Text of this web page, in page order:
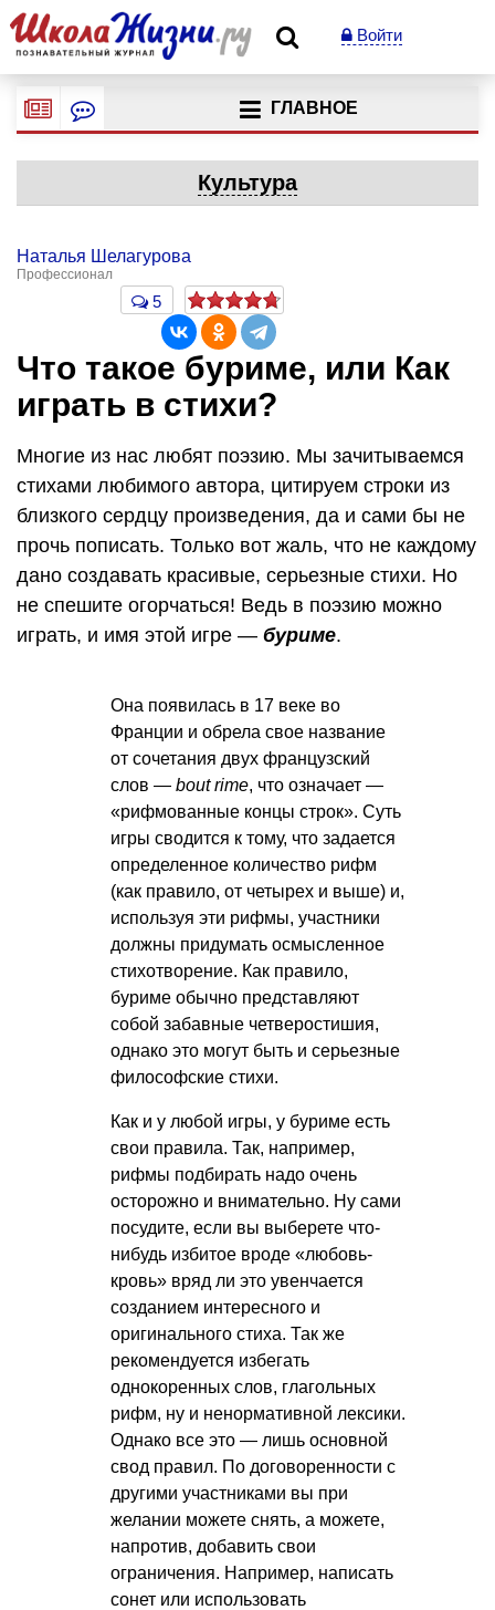
Войти
ГЛАВНОЕ
Культура
Наталья Шелагурова
Профессионал
5
Что такое буриме, или Как
играть в стихи?
Многие из нас любят поэзию. Мы зачитываемся
стихами любимого автора, цитируем строки из
близкого сердцу произведения, да и сами бы не
прочь пописать. Только вот жаль, что не каждому
дано создавать красивые, серьезные стихи. Но
не спешите огорчаться! Ведь в поэзию можно
играть, и имя этой игре — буриме.
Она появилась в 17 веке во
Франции и обрела свое название
от сочетания двух французский
слов — bout rime, что означает —
«рифмованные концы строк». Суть
игры сводится к тому, что задается
определенное количество рифм
(как правило, от четырех и выше) и,
используя эти рифмы, участники
должны придумать осмысленное
стихотворение. Как правило,
буриме обычно представляют
собой забавные четверостишия,
однако это могут быть и серьезные
философские стихи.
Как и у любой игры, у буриме есть
свои правила. Так, например,
рифмы подбирать надо очень
осторожно и внимательно. Ну сами
посудите, если вы выберете что-
нибудь избитое вроде «любовь-
кровь» вряд ли это увенчается
созданием интересного и
оригинального стиха. Так же
рекомендуется избегать
однокоренных слов, глагольных
рифм, ну и ненормативной лексики.
Однако все это — лишь основной
свод правил. По договоренности с
другими участниками вы при
желании можете снять, а можете,
напротив, добавить свои
ограничения. Например, написать
сонет или использовать